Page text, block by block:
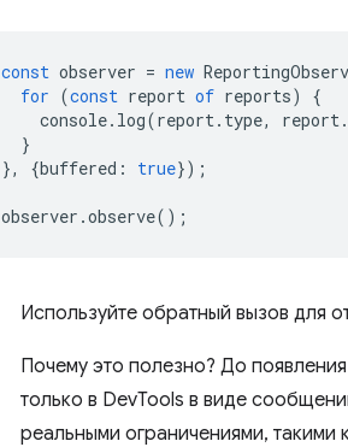
const observer = new
for (const report of reports)
{
console. log(report. type, report.
}
},
{buffered : true});
observer .observe();
Используйте обратный вызов для
Почему это полезно? До
только в DevTools в виде
реальными ограничениями, такими